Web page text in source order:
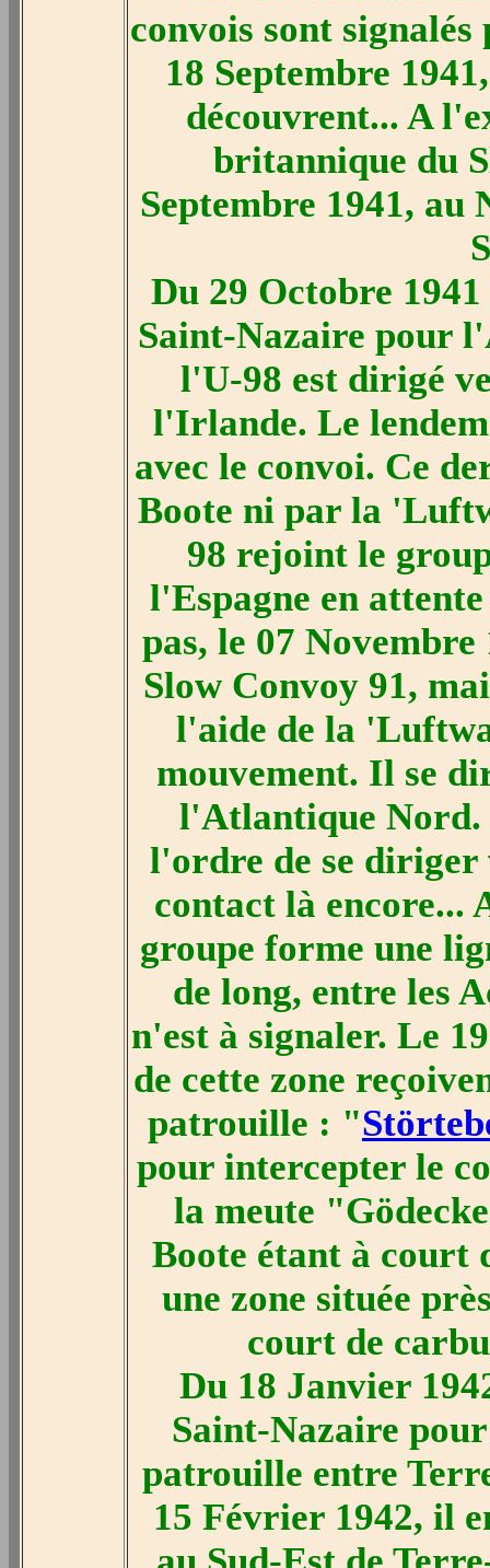
convois sont
18 Septembre
découvrent... A
britannique du
Septembre 1941,
Du 29 Octobre
Saint-Nazaire pour
l'U-98 est dirigé
l'Irlande. Le
avec le convoi. Ce
Boote ni par la
98 rejoint le
l'Espagne en
pas, le 07
Slow Convoy 91,
l'aide de la
mouvement. Il se
l'Atlantique Nord.
l'ordre de se diriger
contact là encore...
groupe forme une
de long, entre les
n'est à signaler. Le
de cette zone
patrouille : "
pour intercepter le
la meute
Boote étant à court
une zone située
court de
Du 18 Janvier
Saint-Nazaire
patrouille entre
15 Février 1942, il